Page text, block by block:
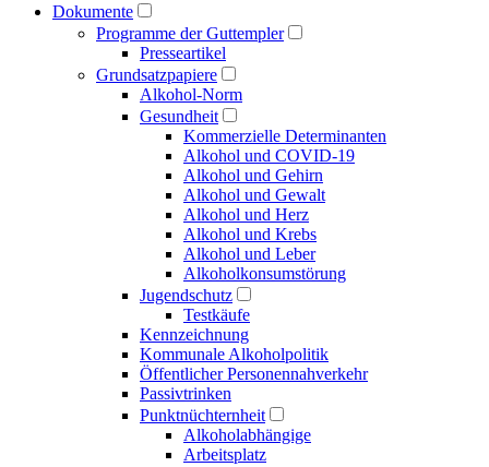
Dokumente
Programme der Guttempler
Presse­artikel
Grundsatzpapiere
Alkohol-Norm
Gesundheit
Kommerzielle Determinanten
Alkohol und COVID-19
Alkohol und Gehirn
Alkohol und Gewalt
Alkohol und Herz
Alkohol und Krebs
Alkohol und Leber
Alkoholkonsumstörung
Jugendschutz
Testkäufe
Kennzeichnung
Kommunale Alkoholpolitik
Öffentlicher Personen­nahverkehr
Passivtrinken
Punkt­nüchternheit
Alkohol­abhängige
Arbeitsplatz